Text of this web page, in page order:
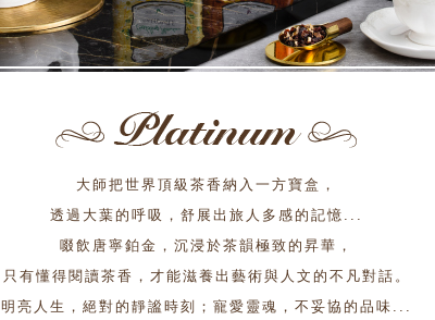
大師把世界頂級茶香納入一方寶盒，
透過大葉的呼吸，舒展出旅人多感的記憶...
啜飲唐寧鉑金，沉浸於茶韻極致的昇華，
只有懂得閱讀茶香，才能滋養出藝術與人文的不凡對話。
明亮人生，絕對的靜謐時刻；寵愛靈魂，不妥協的品味...